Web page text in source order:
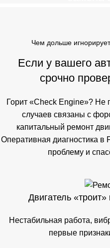
Чем дольше
Если у вашего
срочно
Горит «Check Engine»? Не
случаев связаны с
капитальный ремонт
Оперативная диагностика в
проблему и
Двигатель
Нестабильная работа,
первые